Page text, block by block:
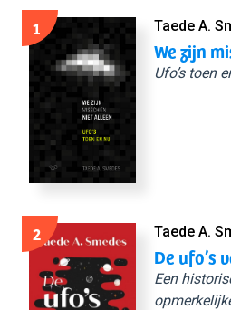
1 Taede A.
We zijn
Ufo’s toen
2 Taede A.
De ufo’s
Een